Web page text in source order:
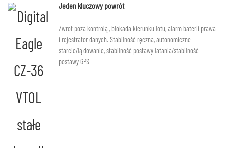
Jeden kluczowy powrót
Zwrot poza kontrolą, blokada kierunku lotu, alarm baterii prawa
i rejestrator danych. Stabilność ręczna, autonomiczne
starcie/lądowanie, stabilność postawy latania/stabilność
postawy GPS